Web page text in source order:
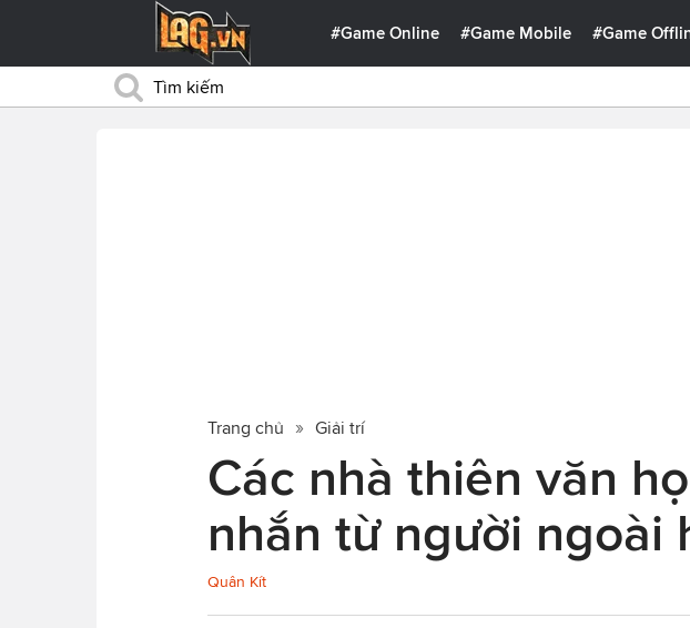
#Game Online #Game Mobile #Game
Trang chủ Giải trí
Các nhà thiên văn
nhắn từ người ngoài
Quân Kít